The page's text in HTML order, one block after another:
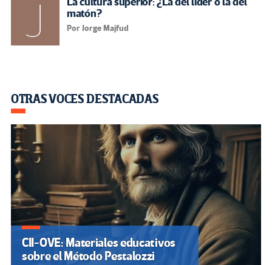
matón?
Por Jorge Majfud
OTRAS VOCES DESTACADAS
CII-OVE: Materiales educativos
sobre el Método Pestalozzi